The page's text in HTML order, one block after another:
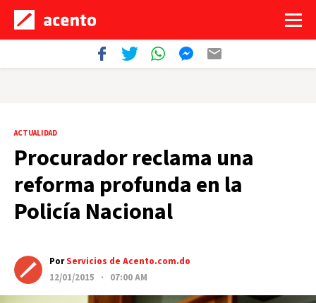
ACTUALIDAD
Procurador reclama una
reforma profunda en la
Policía Nacional
PorServicios de Acento.com.do
12/01/2015 · 07:00 AM